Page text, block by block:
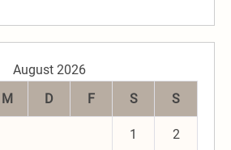
August 2026
M D F S S
1 2